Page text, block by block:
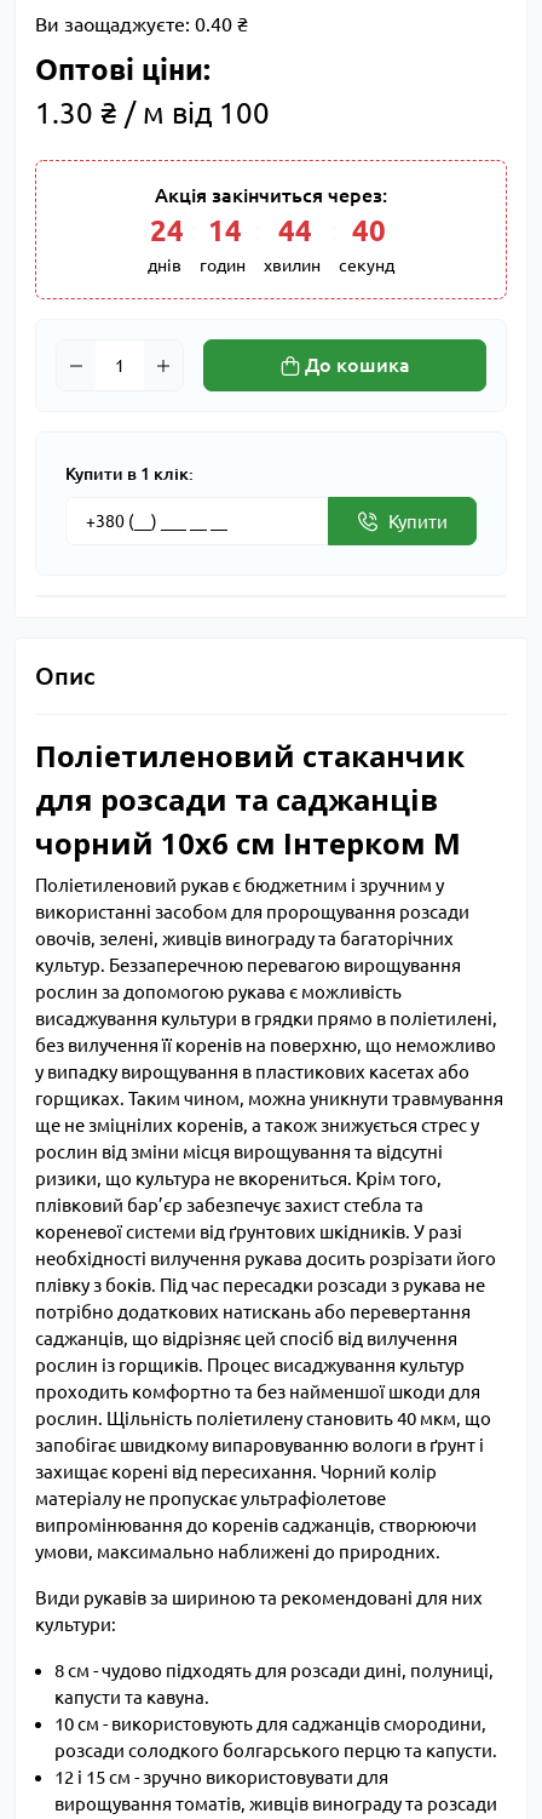
Ви заощаджуєте: 0.40 ₴
Оптові ціни:
1.30 ₴ / м від 100
Акція закінчиться через:
24
днів
14
годин
44
хвилин
39
секунд
До кошика
Купити в 1 клік:
Купити
Опис
Поліетиленовий стаканчик
для розсади та саджанців
чорний 10х6 см Інтерком М
Поліетиленовий рукав є бюджетним і зручним у
використанні засобом для пророщування розсади
овочів, зелені, живців винограду та багаторічних
культур. Беззаперечною перевагою вирощування
рослин за допомогою рукава є можливість
висаджування культури в грядки прямо в поліетилені,
без вилучення її коренів на поверхню, що неможливо
у випадку вирощування в пластикових касетах або
горщиках. Таким чином, можна уникнути травмування
ще не зміцнілих коренів, а також знижується стрес у
рослин від зміни місця вирощування та відсутні
ризики, що культура не вкорениться. Крім того,
плівковий бар’єр забезпечує захист стебла та
кореневої системи від ґрунтових шкідників. У разі
необхідності вилучення рукава досить розрізати його
плівку з боків. Під час пересадки розсади з рукава не
потрібно додаткових натискань або перевертання
саджанців, що відрізняє цей спосіб від вилучення
рослин із горщиків. Процес висаджування культур
проходить комфортно та без найменшої шкоди для
рослин. Щільність поліетилену становить 40 мкм, що
запобігає швидкому випаровуванню вологи в ґрунт і
захищає корені від пересихання. Чорний колір
матеріалу не пропускає ультрафіолетове
випромінювання до коренів саджанців, створюючи
умови, максимально наближені до природних.
Види рукавів за шириною та рекомендовані для них
культури:
8 см - чудово підходять для розсади дині, полуниці,
капусти та кавуна.
10 см - використовують для саджанців смородини,
розсади солодкого болгарського перцю та капусти.
12 і 15 см - зручно використовувати для
вирощування томатів, живців винограду та розсади